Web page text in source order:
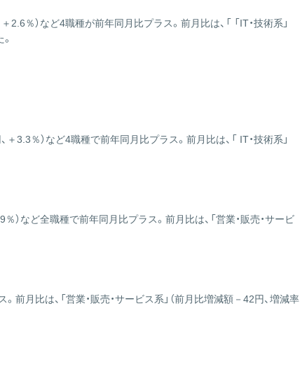
2.6％）など4職種が前年同月比プラス。前月比は、「 「IT・技術系」
＋3.3％）など4職種で前年同月比プラス。前月比は、「 IT・技術系」
％）など全職種で前年同月比プラス。前月比は、「営業・販売・サービ
前月比は、「営業・販売・サービス系」（前月比増減額－42円、増減率
ス
ち